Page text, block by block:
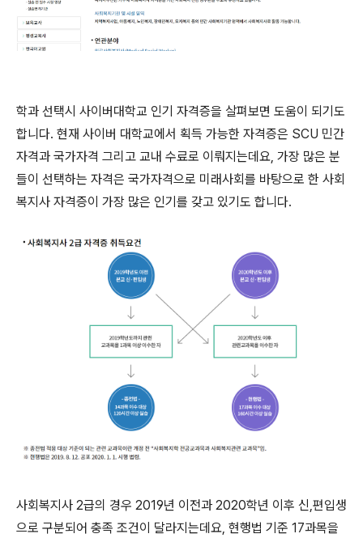
학과 선택시 사이버대학교 인기 자격증을 살펴보면 도움이 되기도
합니다. 현재 사이버 대학교에서 획득 가능한 자격증은 SCU 민간
자격과 국가자격 그리고 교내 수료로 이뤄지는데요, 가장 많은 분
들이 선택하는 자격은 국가자격으로 미래사회를 바탕으로 한 사회
복지사 자격증이 가장 많은 인기를 갖고 있기도 합니다.
사회복지사 2급의 경우 2019년 이전과 2020학년 이후 신,편입생
으로 구분되어 충족 조건이 달라지는데요, 현행법 기준 17과목을